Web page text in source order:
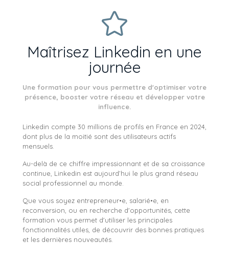
Maîtrisez Linkedin en une
journée
Une formation pour vous permettre d'optimiser votre
présence, booster votre réseau et développer votre
influence.
Linkedin compte 30 millions de profils en France en 2024,
dont plus de la moitié sont des utilisateurs actifs
mensuels.
Au-delà de ce chiffre impressionnant et de sa croissance
continue, Linkedin est aujourd’hui le plus grand réseau
social professionnel au monde.
Que vous soyez entrepreneur•e, salarié•e, en
reconversion, ou en recherche d'opportunités, cette
formation vous permet d'utiliser les principales
fonctionnalités utiles, de découvrir des bonnes pratiques
et les dernières nouveautés.